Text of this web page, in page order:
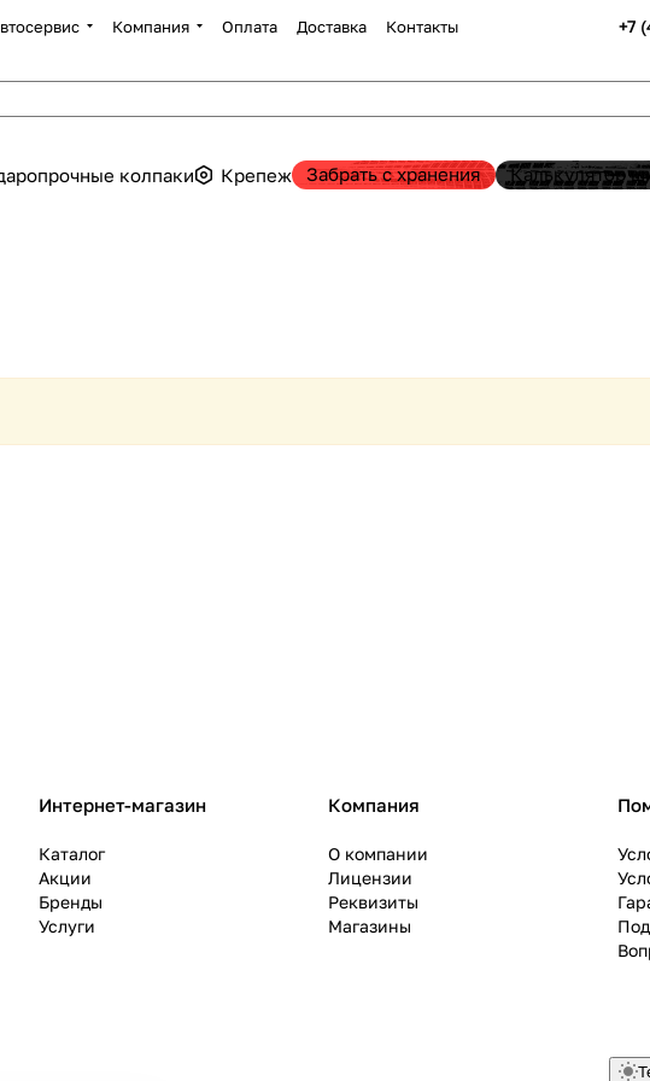
Компания Оплата Доставка Контакты +7
колпаки Крепеж Забрать с хранения Калькулятор
Интернет-магазин
Каталог
Акции
Бренды
Услуги
Компания
О компании
Лицензии
Реквизиты
Магазины